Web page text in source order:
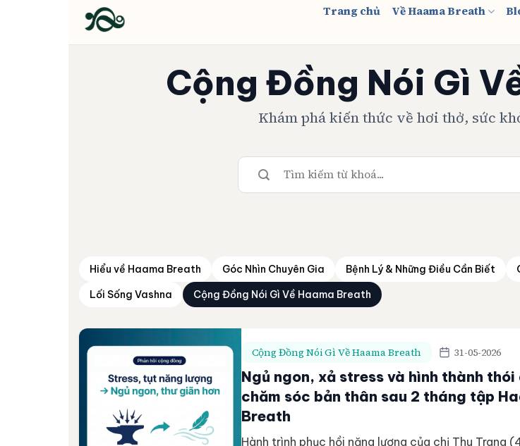
qua
nội
Trang chủ Về Haama Breath
Cộng Đồng Nói Gì
Khám phá kiến thức về hơi thở, sức
Hiểu về Haama Breath Góc Nhìn Chuyên Gia Bệnh Lý & Những Điều Cần Biết
Lối Sống Vashna
Cộng Đồng Nói Gì Về Haama Breath
Cộng Đồng Nói Gì Về Haama Breath 31-05-2026
Ngủ ngon, xả stress và hình thành thói
chăm sóc bản thân sau 2 tháng tập
Breath
Hành trình phục hồi năng lượng của chị Thu Trang